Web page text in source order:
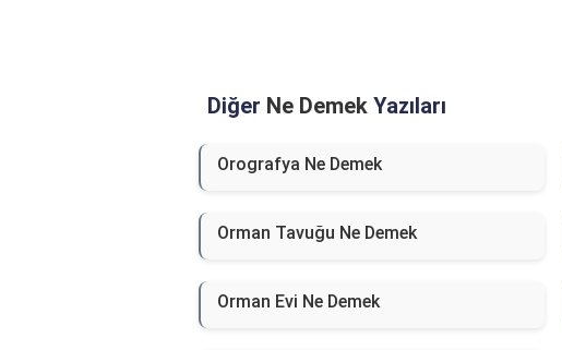
Diğer Ne Demek Yazıları
Orografya Ne Demek
Orman Tavuğu Ne Demek
Orman Evi Ne Demek